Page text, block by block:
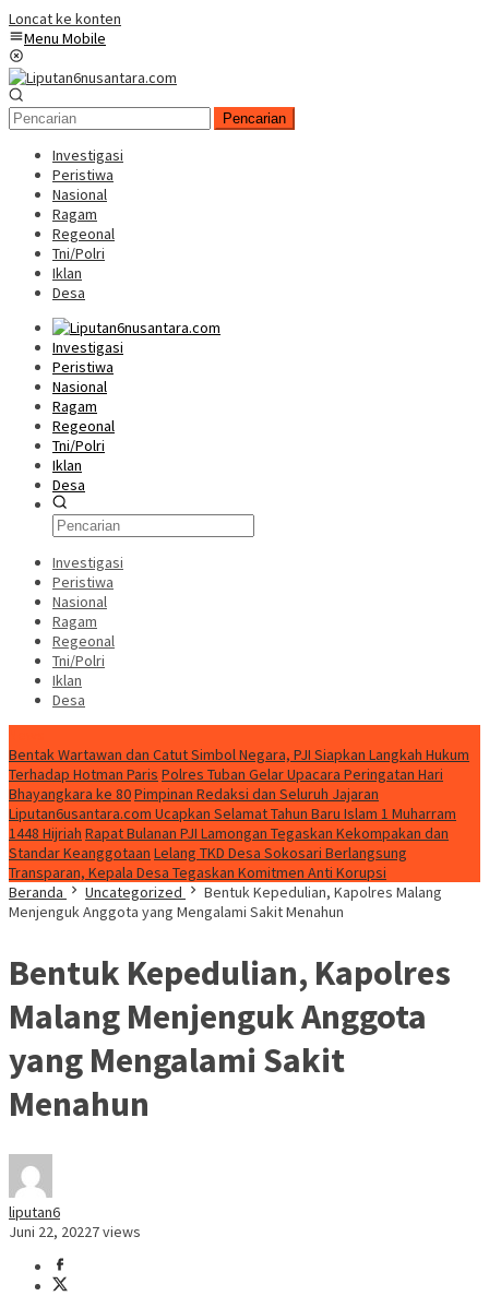
Loncat ke konten
Menu Mobile
Pencarian
Investigasi
Peristiwa
Nasional
Ragam
Regeonal
Tni/Polri
Iklan
Desa
Investigasi
Peristiwa
Nasional
Ragam
Regeonal
Tni/Polri
Iklan
Desa
Investigasi
Peristiwa
Nasional
Ragam
Regeonal
Tni/Polri
Iklan
Desa
Bentak Wartawan dan Catut Simbol Negara, PJI Siapkan Langkah Hukum
Terhadap Hotman Paris Polres Tuban Gelar Upacara Peringatan Hari
Bhayangkara ke 80Pimpinan Redaksi dan Seluruh Jajaran
Liputan6usantara.com Ucapkan Selamat Tahun Baru Islam 1 Muharram
1448 Hijriah Rapat Bulanan PJI Lamongan Tegaskan Kekompakan dan
Standar Keanggotaan Lelang TKD Desa Sokosari Berlangsung
Transparan, Kepala Desa Tegaskan Komitmen Anti Korupsi
Beranda
Uncategorized
Bentuk Kepedulian, Kapolres Malang
Menjenguk Anggota yang Mengalami Sakit Menahun
Bentuk Kepedulian, Kapolres
Malang Menjenguk Anggota
yang Mengalami Sakit
Menahun
liputan6
Juni 22, 20227 views